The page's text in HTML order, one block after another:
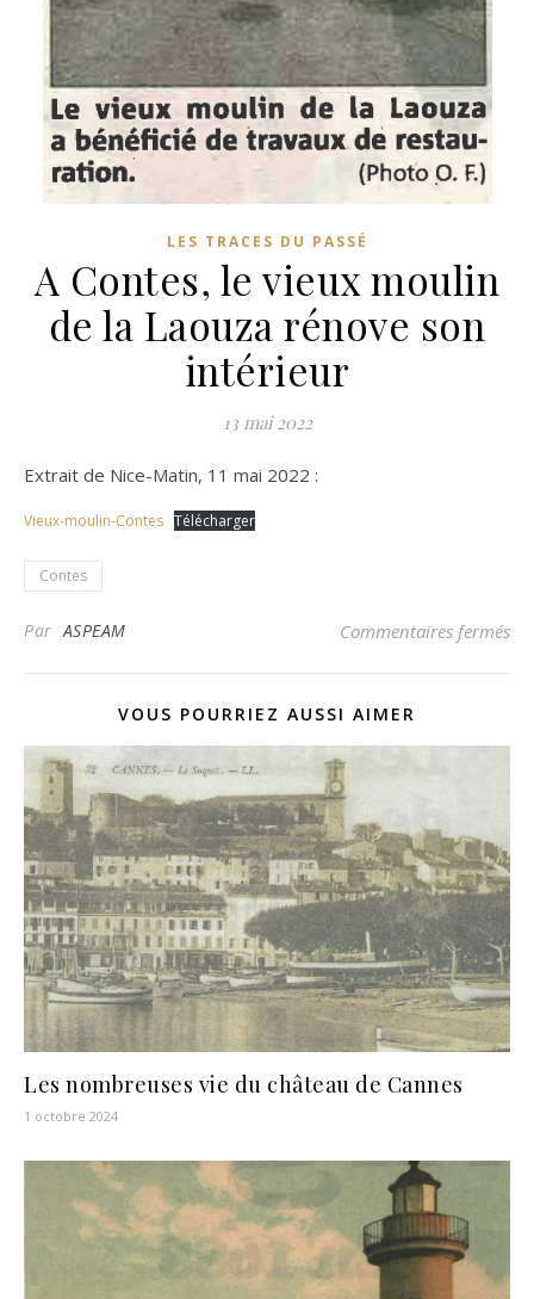
LES TRACES DU PASSÉ
A Contes, le vieux moulin
de la Laouza rénove son
intérieur
13 mai 2022
Extrait de Nice-Matin, 11 mai 2022 :
Vieux-moulin-Contes Télécharger
Contes
ParASPEAM Commentaires fermés
VOUS POURRIEZ AUSSI AIMER
Les nombreuses vie du château de Cannes
1 octobre 2024